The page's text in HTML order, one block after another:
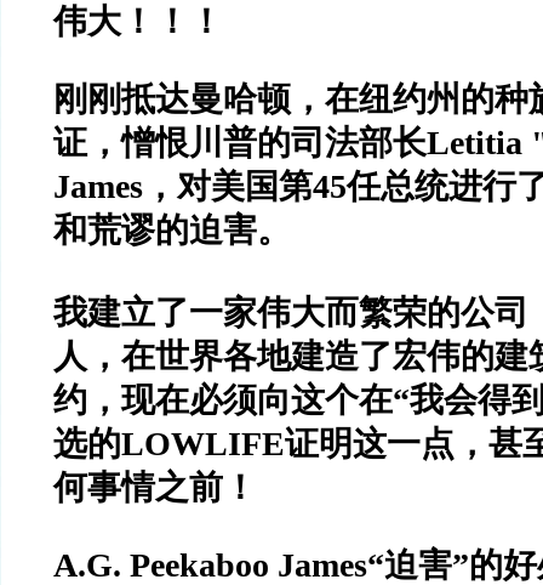
伟大！！！
刚刚抵达曼哈顿，在纽约州的种
证，憎恨川普的司法部长Letitia
James ，对美国第45任总统进行
和荒谬的迫害。
我建立了一家伟大而繁荣的公司
人，在世界各地建造了宏伟的建
约，现在必须向这个在“我会得
选的LOWLIFE证明这一点，甚
何事情之前！
A.G. Peekaboo James“迫害”的